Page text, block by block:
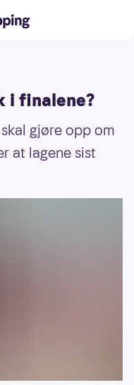
i finalene?
gjøre opp om
at lagene sist